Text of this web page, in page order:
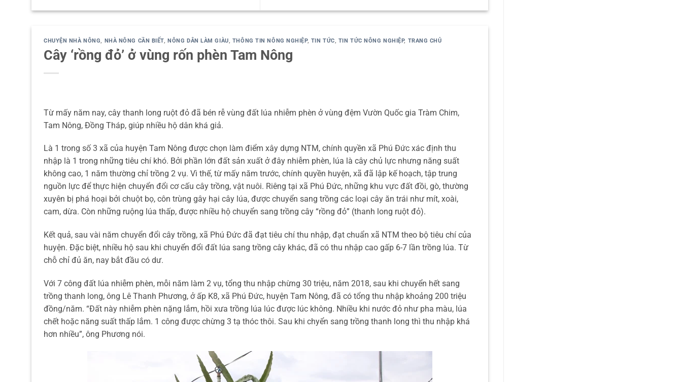
CHUYỆN NHÀ NÔNG, NHÀ NÔNG CẦN BIẾT,NÔNG DÂN LÀM GIÀU, THÔNG TIN NÔNG NGHIỆP, TIN TỨC, TIN TỨC NÔNG NGHIỆP, TRANG CHỦ
Cây ‘rồng đỏ’ ở vùng rốn phèn Tam Nông
Từ mấy năm nay, cây thanh long ruột đỏ đã bén rễ vùng đất lúa nhiễm phèn ở vùng đệm Vườn Quốc gia Tràm Chim,
Tam Nông, Đồng Tháp, giúp nhiều hộ dân khá giả.
Là 1 trong số 3 xã của huyện Tam Nông được chọn làm điểm xây dựng NTM, chính quyền xã Phú Đức xác định thu
nhập là 1 trong những tiêu chí khó. Bởi phần lớn đất sản xuất ở đây nhiễm phèn, lúa là cây chủ lực nhưng năng suất
không cao, 1 năm thường chỉ trồng 2 vụ. Vì thế, từ mấy năm trước, chính quyền huyện, xã đã lập kế hoạch, tập trung
nguồn lực để thực hiện chuyển đổi cơ cấu cây trồng, vật nuôi. Riêng tại xã Phú Đức, những khu vực đất đồi, gò, thường
xuyên bị phá hoại bởi chuột bọ, côn trùng gây hại cây lúa, được chuyển sang trồng các loại cây ăn trái như mít, xoài,
cam, dừa. Còn những ruộng lúa thấp, được nhiều hộ chuyển sang trồng cây “rồng đỏ” (thanh long ruột đỏ).
Kết quả, sau vài năm chuyển đổi cây trồng, xã Phú Đức đã đạt tiêu chí thu nhập, đạt chuẩn xã NTM theo bộ tiêu chí của
huyện. Đặc biệt, nhiều hộ sau khi chuyển đổi đất lúa sang trồng cây khác, đã có thu nhập cao gấp 6-7 lần trồng lúa. Từ
chỗ chỉ đủ ăn, nay bắt đầu có dư.
Với 7 công đất lúa nhiễm phèn, mỗi năm làm 2 vụ, tổng thu nhập chừng 30 triệu, năm 2018, sau khi chuyển hết sang
trồng thanh long, ông Lê Thanh Phương, ở ấp K8, xã Phú Đức, huyện Tam Nông, đã có tổng thu nhập khoảng 200 triệu
đồng/năm. “Đất này nhiễm phèn nặng lắm, hồi xưa trồng lúa lúc được lúc không. Nhiều khi nước đỏ như pha màu, lúa
chết hoặc năng suất thấp lắm. 1 công được chừng 3 tạ thóc thôi. Sau khi chyển sang trồng thanh long thì thu nhập khá
hơn nhiều”, ông Phương nói.